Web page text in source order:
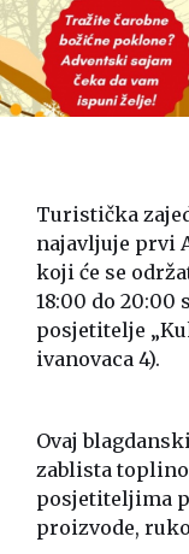
Turistička
najavljuje prvi
koji će se
18:00 do 20:00
posjetitelje
ivanovaca 4).
Ovaj
zablista
posjetiteljima
proizvode,